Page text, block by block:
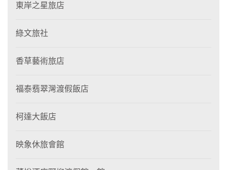
東岸之星旅店
綠文旅社
香草藝術旅店
福泰翡翠灣渡假飯店
柯達大飯店
映象休旅會館